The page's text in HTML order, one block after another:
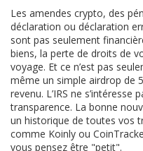
Les amendes crypto, des
déclaration ou déclaration
sont pas seulement
biens, la perte de droits de
voyage. Et ce n’est pas
même un simple airdrop de
revenu. L’IRS ne
transparence. La bonne
un historique de toutes vos
comme Koinly ou
vous pensez être "petit".